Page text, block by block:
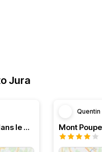
Jura
Ballade Côte D’or pour aller dans le Doubs
Quentin
Mont